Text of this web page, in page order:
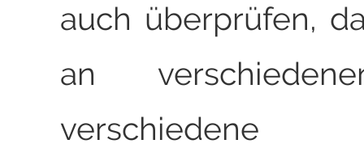
auch überprüfen,
an
verschiedene